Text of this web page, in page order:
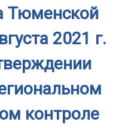
Тюменской
2021 г.
контроле